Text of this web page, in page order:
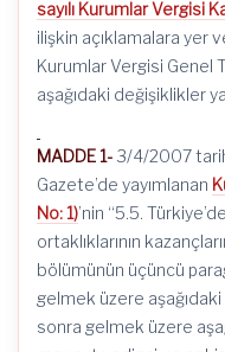
sayılı Kurumlar Vergisi
ilişkin açıklamalara yer
Kurumlar Vergisi Genel
aşağıdaki değişiklikler
MADDE 1- 3/4/2007
Gazete’de yayımlanan
No: 1)’nin “5.5.
ortaklıklarının
bölümünün üçüncü
gelmek üzere
sonra gelmek üzere